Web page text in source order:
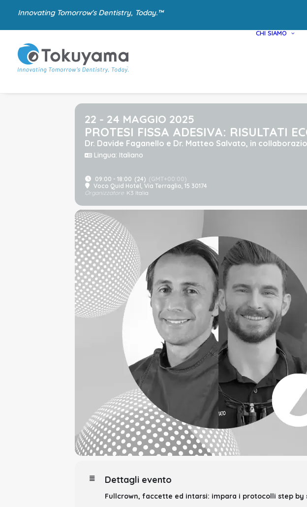
Innovating Tomorrow's Dentistry, Today.™
CHI SIAMO
22 - 24 MAGGIO 2025
PROTESI FISSA ADESIVA: RISULTATI
Dr. Davide Faganello e Dr. Matteo Salvato, in
Lingua: Italiano
09:00 - 18:00 (24) (GMT+00:00)
Voco Quid Hotel , Via Terraglio, 15 30174
Organizzatore K3 Italia
Dettagli evento
Fullcrown, faccette ed intarsi: impara i protocolli step